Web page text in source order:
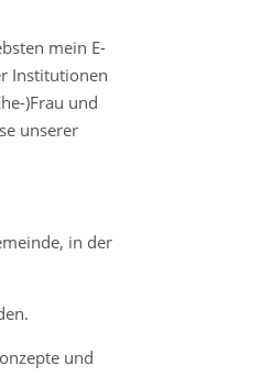
mein E-
Institutionen
)Frau und
unserer
in der
und